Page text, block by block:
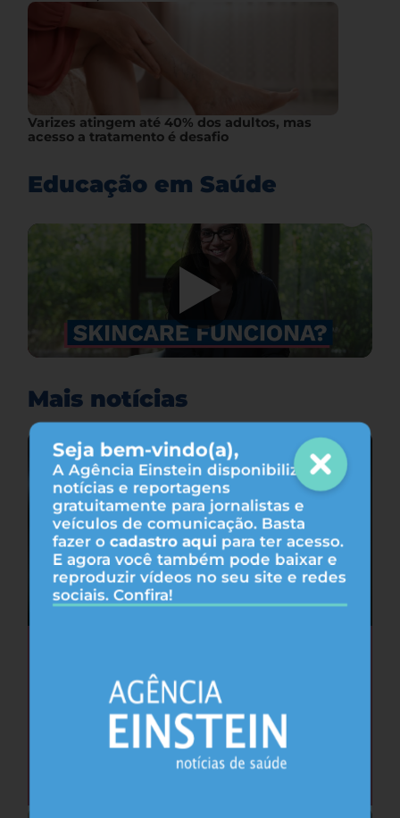
Seja bem-vindo(a),
A Agência Einstein disponibiliza
notícias e reportagens
gratuitamente para jornalistas e
veículos de comunicação. Basta
fazer o cadastro aqui para ter acesso.
E agora você também pode baixar e
reproduzir vídeos no seu site e redes
sociais. Confira!
Varizes atingem até 40% dos adultos, mas
acesso a tratamento é desafio
Educação em Saúde
Mais notícias
privação do sono, sugere estudo